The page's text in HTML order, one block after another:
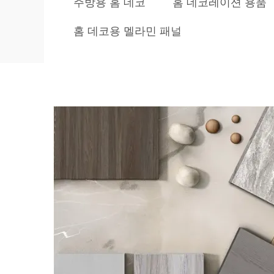
홈 데코용 멜라민 패널